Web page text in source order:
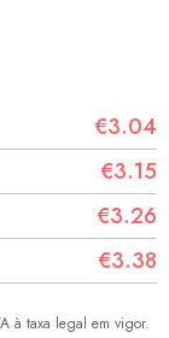
€3.04
€3.15
€3.26
€3.38
à taxa legal em vigor.